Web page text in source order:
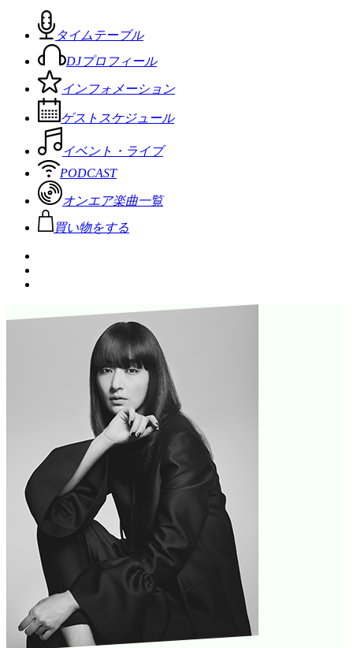
タイムテーブル
DJプロフィール
インフォメーション
ゲストスケジュール
イベント・ライブ
PODCAST
オンエア楽曲一覧
買い物をする